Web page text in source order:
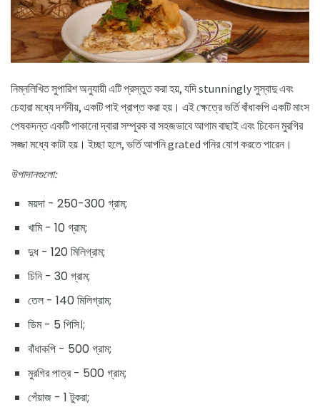
নিম্নলিখিত সুপারিশ অনুযায়ী এটি প্রস্তুত করা হয়, যদি stunningly সুস্বাদু এবং
চেহারা মধ্যে দর্শনীয়, একটি পাই প্রাপ্ত করা হয়। এই ক্ষেত্রে ভর্তি বাঁধাকপি একটি মাংস
পেষকদন্ত একটি পাকানো দ্বারা সম্পূরক বা সহজভাবে আগাম বাছাই এবং চিকেন মুরগির
সজ্জা মধ্যে কাটা হয়। ইচ্ছা হলে, ভর্তি আপনি grated পনির যোগ করতে পারেন।
উপাদানগুলো:
ময়দা - 250-300 গ্রাম;
খামি - 10 গ্রাম;
দুধ - 120 মিলিগ্রাম;
চিনি - 30 গ্রাম;
তেল - 140 মিলিগ্রাম;
ডিম - 5 পিসি।;
বাঁধাকপি - 500 গ্রাম;
মুরগির পাত্র - 500 গ্রাম;
পেঁয়াজ - 1 টুকরা;